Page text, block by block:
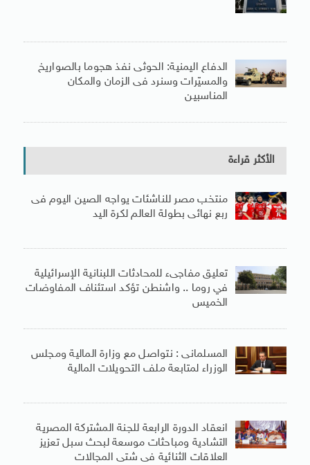
الدفاع اليمنية: الحوثى نفذ هجوما بالصواريخ
والمسيّرات وسنرد فى الزمان والمكان
المناسبين
الأكثر قراءة
منتخب مصر للناشئات يواجه الصين اليوم فى
ربع نهائى بطولة العالم لكرة اليد
تعليق مفاجىء للمحادثات اللبنانية الإسرائيلية
في روما .. واشنطن تؤكد استئناف المفاوضات
الخميس
المسلمانى : نتواصل مع وزارة المالية ومجلس
الوزراء لمتابعة ملف التحويلات المالية
انعقاد الدورة الرابعة للجنة المشتركة المصرية
التشادية ومباحثات موسعة لبحث سبل تعزيز
العلاقات الثنائية فى شتى المجالات